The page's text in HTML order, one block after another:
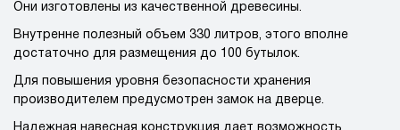
Они изготовлены из качественной древесины.
Внутренне полезный объем 330 литров, этого вполне
достаточно для размещения до 100 бутылок.
Для повышения уровня безопасности хранения
производителем предусмотрен замок на дверце.